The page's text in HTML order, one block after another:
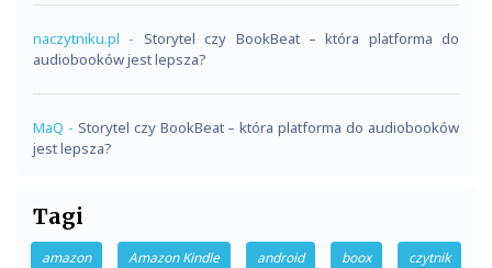
naczytniku.pl - Storytel czy BookBeat – która platforma do
audiobooków jest lepsza?
MaQ - Storytel czy BookBeat – która platforma do audiobooków
jest lepsza?
Tagi
amazon Amazon Kindle android boox czytnik